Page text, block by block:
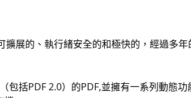
展的、執行緒安全的和極快的，經過多
括PDF 2.0）的PDF,並擁有一系列動態功